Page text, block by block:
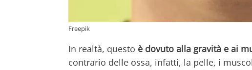
Freepik
In realtà, questo è dovuto alla gravità e ai
contrario delle ossa, infatti, la pelle, i